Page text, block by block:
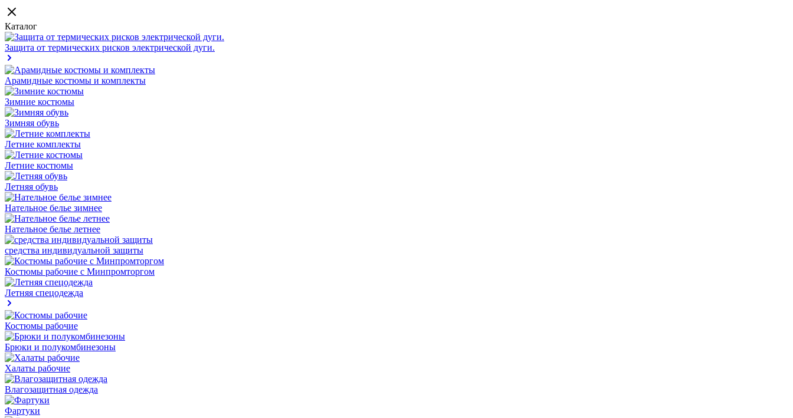
Каталог
Защита от термических рисков электрической дуги.
Арамидные костюмы и комплекты
Зимние костюмы
Зимняя обувь
Летние комплекты
Летние костюмы
Летняя обувь
Нательное белье зимнее
Нательное белье летнее
средства индивидуальной защиты
Костюмы рабочие с Минпромторгом
Летняя спецодежда
Костюмы рабочие
Брюки и полукомбинезоны
Халаты рабочие
Влагозащитная одежда
Фартуки